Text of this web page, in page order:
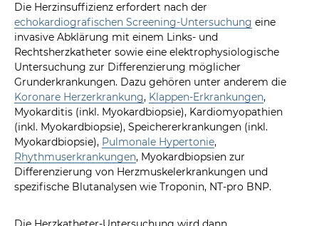
Die Herzinsuffizienz erfordert nach der
echokardiografischen Screening-Untersuchung eine
invasive Abklärung mit einem Links- und
Rechtsherzkatheter sowie eine elektrophysiologische
Untersuchung zur Differenzierung möglicher
Grunderkrankungen. Dazu gehören unter anderem die
Koronare Herzerkrankung, Klappen-Erkrankungen,
Myokarditis (inkl. Myokardbiopsie), Kardiomyopathien
(inkl. Myokardbiopsie), Speichererkrankungen (inkl.
Myokardbiopsie), Pulmonale Hypertonie,
Rhythmuserkrankungen, Myokardbiopsien zur
Differenzierung von Herzmuskelerkrankungen und
spezifische Blutanalysen wie Troponin, NT-pro BNP.